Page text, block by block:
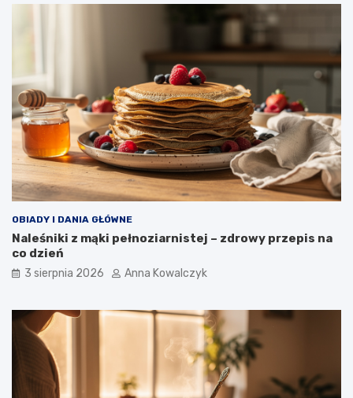
OBIADY I DANIA GŁÓWNE
Naleśniki z mąki pełnoziarnistej – zdrowy przepis na
co dzień
3 sierpnia 2026 Anna Kowalczyk